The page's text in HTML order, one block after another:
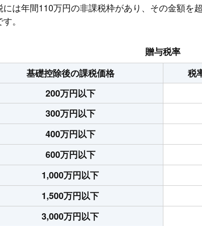
には年間110万円の非課税枠があり、その金額を
。
贈与税率
基礎控除後の課税価格
税
200万円以下
300万円以下
400万円以下
600万円以下
1,000万円以下
1,500万円以下
3,000万円以下